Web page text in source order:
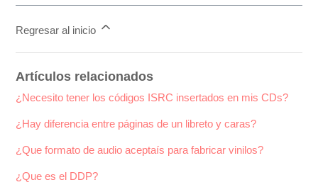
Regresar al inicio
Artículos relacionados
¿Necesito tener los códigos ISRC insertados en mis CDs?
¿Hay diferencia entre páginas de un libreto y caras?
¿Que formato de audio aceptaís para fabricar vinilos?
¿Que es el DDP?